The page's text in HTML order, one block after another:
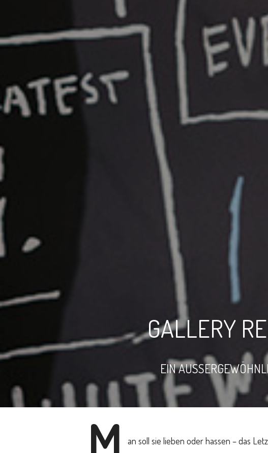
GALLERY
EIN
an soll sie lieben oder hassen – das